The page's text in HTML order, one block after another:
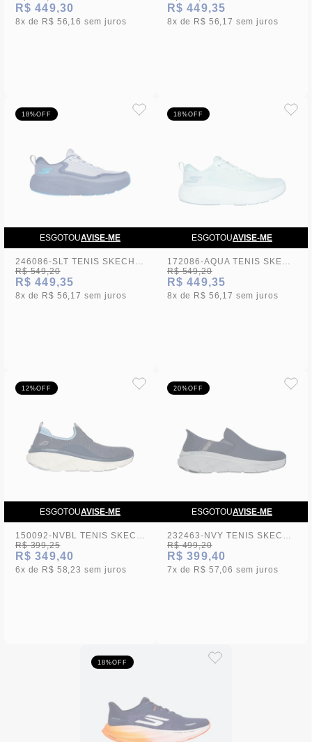
R$ 449,30
8x R$ 56,16 sem juros
R$ 449,35
8x R$ 56,17 sem juros
18%OFF
ESGOTOUAVISE-ME
246086-SLT TENIS SKECHERS GO RUN SUPERSONIC MAX S2-24 - 44
R$ 549,20
R$ 449,35
8x R$ 56,17 sem juros
18%OFF
ESGOTOUAVISE-ME
172086-AQUA TENIS SKECHERS GO RUN SUPERSONIC MAX S2-24 - 39
R$ 549,20
R$ 449,35
8x R$ 56,17 sem juros
12%OFF
ESGOTOUAVISE-ME
150092-NVBL TENIS SKECHERS DLUX WALKER 2.0-BOLD STATE S2-24 - 39
R$ 399,25
R$ 349,40
6x R$ 58,23 sem juros
20%OFF
ESGOTOUAVISE-ME
232463-NVY TENIS SKECHERS DLUX WALKER 2.0 - REELER S2-24 - 44
R$ 499,20
R$ 399,40
7x R$ 57,06 sem juros
18%OFF